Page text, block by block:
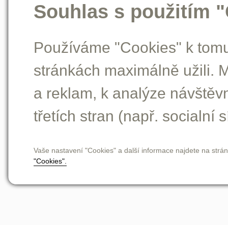
Souhlas s použitím
Používáme "Cookies" k
stránkách maximálně užili.
a reklam, k analýze
třetích stran (např. socialní
Vaše nastavení "Cookies" a další informace najdete na
"Cookies".